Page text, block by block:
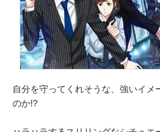
自分を守ってくれそうな、強いイメ
のか!?